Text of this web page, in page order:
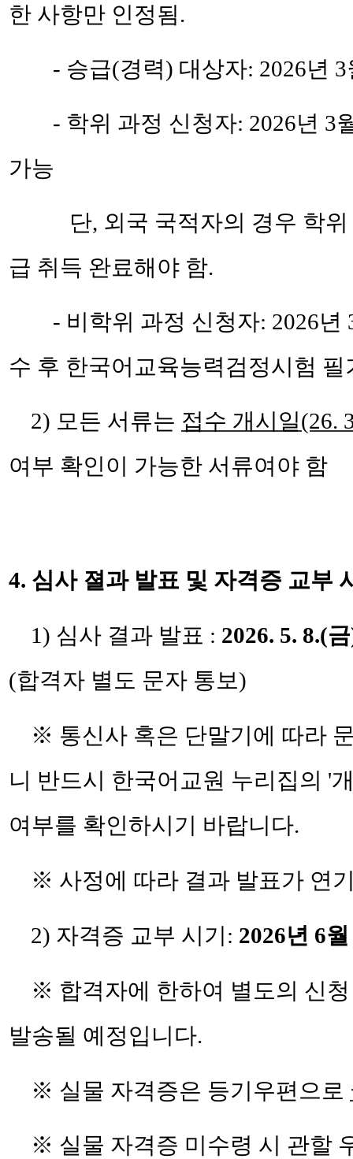
한 사항만 인정됨.
- 승급(경력) 대상자: 2026년
- 학위 과정 신청자: 2026년 3
가능
단, 외국 국적자의 경우 학
급 취득 완료해야 함.
- 비학위 과정 신청자: 2026년
수 후 한국어교육능력검정시험
2) 모든 서류는 접수 개시일(26.
여부 확인이 가능한 서류여야 함
4. 심사 졀과 발표 및 자격증 교부
1) 심사 결과 발표 : 2026. 5. 8.(
(합격자 별도 문자 통보)
※ 통신사 혹은 단말기에 따라
니 반드시 한국어교원 누리집의 '
여부를 확인하시기 바랍니다.
※ 사정에 따라 결과 발표가 연
2) 자격증 교부 시기: 2026년 6
※ 합격자에 한하여 별도의 신
발송될 예정입니다.
※ 실물 자격증은 등기우편으로
※ 실물 자격증 미수령 시 관할